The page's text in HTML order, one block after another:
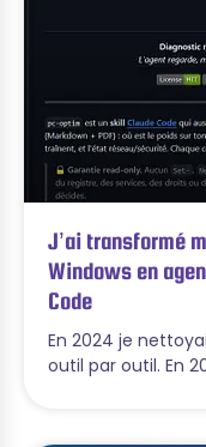
J’ai transformé
Windows en
Code
En 2024 je
outil par outil. En